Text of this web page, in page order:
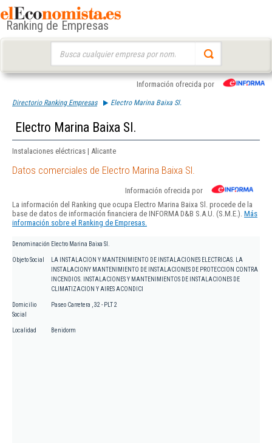
Ranking de Empresas
Información ofrecida por
Directorio Ranking Empresas Electro Marina Baixa Sl.
Electro Marina Baixa Sl.
Instalaciones eléctricas | Alicante
Datos comerciales de Electro Marina Baixa Sl.
Información ofrecida por
La información del Ranking que ocupa Electro Marina Baixa Sl. procede de la
base de datos de información financiera de INFORMA D&B S.A.U. (S.M.E.). Más
información sobre el Ranking de Empresas.
Denominación Electro Marina Baixa Sl.
Objeto Social
LA INSTALACION Y MANTENIMIENTO DE INSTALACIONES ELECTRICAS. LA
INSTALACIONY MANTENIMIENTO DE INSTALACIONES DE PROTECCION CONTRA
INCENDIOS. INSTALACIONES Y MANTENIMIENTOS DE INSTALACIONES DE
CLIMATIZACION Y AIRES ACONDICI
Domicilio
Social
Paseo Carretera , 32 - PLT 2
Localidad Benidorm